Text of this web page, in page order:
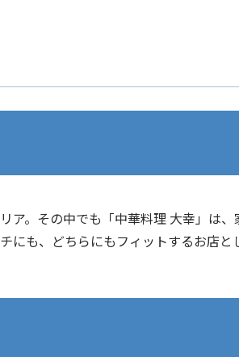
ア。その中でも「中華料理 大幸」は、
にも、どちらにもフィットするお店と